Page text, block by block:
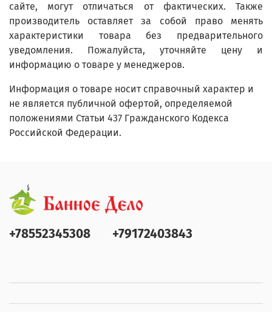
сайте, могут отличаться от фактических. Также
производитель оставляет за собой право менять
характеристики товара без предварительного
уведомления. Пожалуйста, уточняйте цену и
информацию о товаре у менеджеров.
Информация о товаре носит справочный характер и
не является публичной офертой, определяемой
положениями Статьи 437 Гражданского Кодекса
Российской Федерации.
+78552345308 +79172403843